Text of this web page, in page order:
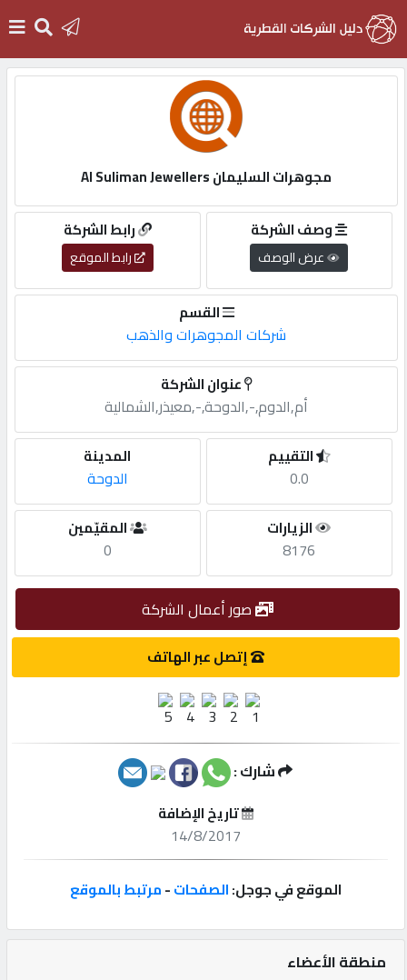
التسجيل
English
أضف
مطلوب
طلب
الاحصائيات
إتصل
إعلانات
منطقة الأعضاء
مجوهرات السليمان Al Suliman Jewellers
رابط الشركة
رابط الموقع
وصف الشركة
عرض الوصف
القسم
شركات المجوهرات والذهب
عنوان الشركة
أم,الدوم,-,الدوحة,-,معيذر,الشمالية
المدينة
الدوحة
التقييم
0.0
المقيّمين
0
الزيارات
8176
صور أعمال الشركة
إتصل عبر الهاتف
شارك :
تاريخ الإضافة
14/8/2017
الموقع في جوجل:الصفحات-مرتبط بالموقع